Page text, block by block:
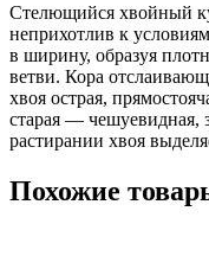
Стелющийся хвойный
неприхотлив к
в ширину, образуя
ветви. Кора
хвоя острая,
старая — чешуевидная,
растирании хвоя
Похожие